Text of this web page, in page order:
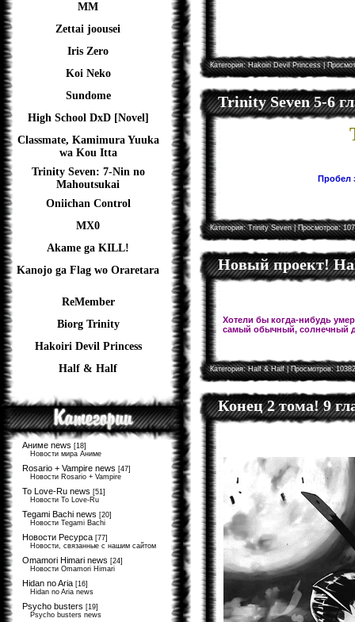
ММ
Zettai joousei
Iris Zero
Koi Neko
Sundome
High School DxD [Novel]
Classmate, Kamimura Yuuka
wa Kou Itta
Trinity Seven: 7-Nin no
Mahoutsukai
Oniichan Control
MX0
Akame ga KILL!
Kanojo ga Flag wo Oraretara
ReMember
Biorg Trinity
Hakoiri Devil Princess
Half & Half
Аниме news [18]
Новости мира Аниме
Rosario + Vampire news [47]
Новости Rosario + Vampire
To Love-Ru news [51]
Новости To Love-Ru
Tegami Bachi news [20]
Новости Tegami Bachi
Новости Ресурса [77]
Новости, связанные с нашим сайтом
Omamori Himari news [24]
Новости Omamori Himari
Hidan no Aria [16]
Hidan no Aria news
Psycho busters [19]
Psycho busters news
Категория:Hakoiri Devil Princess|
Trinity Seven 5-6
Пробел
Категория:Trinity Seven| Просмотров:
Новый проект!
Хотели бы когда-нибудь
самый обычный, солнечный
Категория:Half & Half| Просмотров:
Конец 2 тома! 9